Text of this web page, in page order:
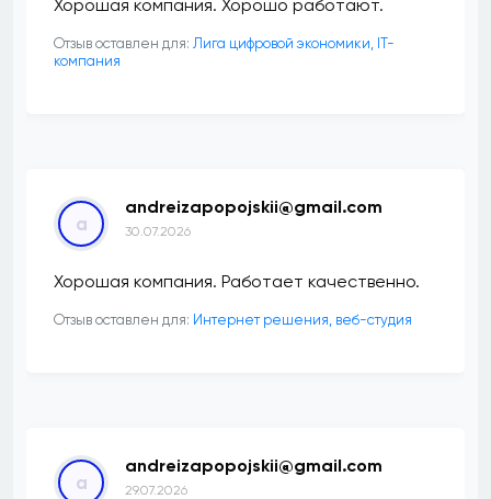
Хорошая компания. Хорошо работают.
Отзыв оставлен для: Лига цифровой экономики, IT-
компания
a
andreizapopojskii@gmail.com
30.07.2026
Хорошая компания. Работает качественно.
Отзыв оставлен для: Интернет решения, веб-студия
a
andreizapopojskii@gmail.com
29.07.2026